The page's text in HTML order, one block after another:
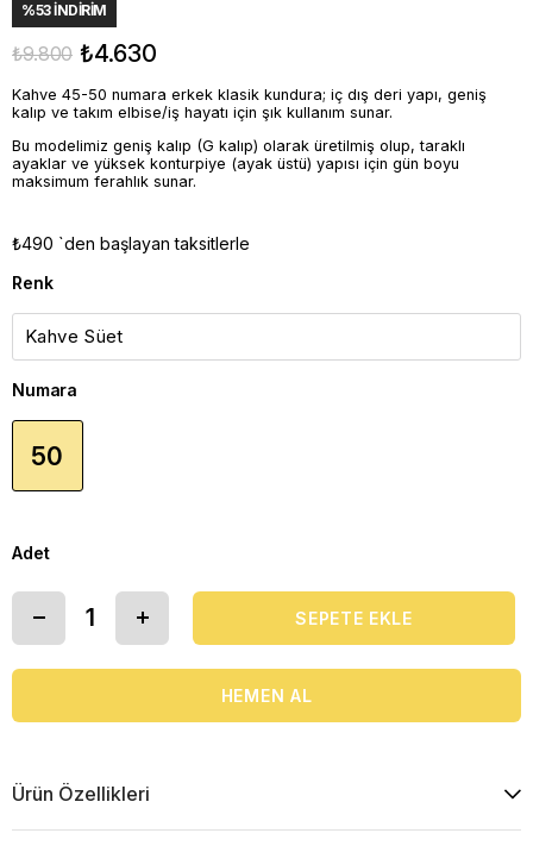
%53İNDIRIM
₺9.800 ₺4.630
Kahve 45-50 numara erkek klasik kundura; iç dış deri yapı, geniş
kalıp ve takım elbise/iş hayatı için şık kullanım sunar.
Bu modelimiz geniş kalıp (G kalıp) olarak üretilmiş olup, taraklı
ayaklar ve yüksek konturpiye (ayak üstü) yapısı için gün boyu
maksimum ferahlık sunar.
₺490 `den başlayan taksitlerle
Renk
Numara
50
Adet
Ürün Özellikleri